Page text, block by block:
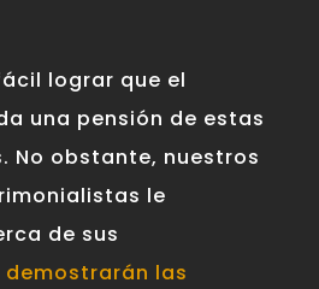
lograr que el
una pensión de estas
No obstante, nuestros
le
de sus
demostrarán las